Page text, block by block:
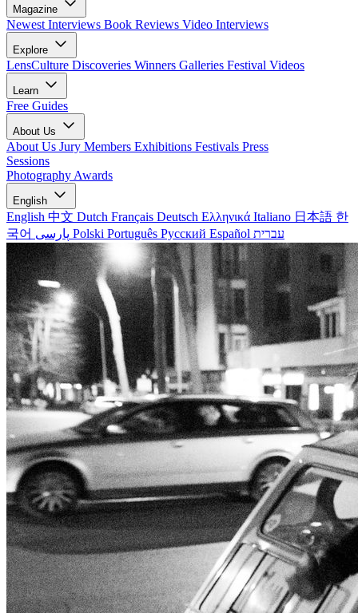
Magazine
Newest Interviews Book Reviews Video Interviews
Explore
LensCulture Discoveries Winners Galleries Festival Videos
Learn
Free Guides
About Us
About Us Jury Members Exhibitions Festivals Press
Sessions
Photography Awards
English
English 中文 Dutch Français Deutsch Ελληνικά Italiano 日本語 한
국어
Polski Português Русский Español עברית